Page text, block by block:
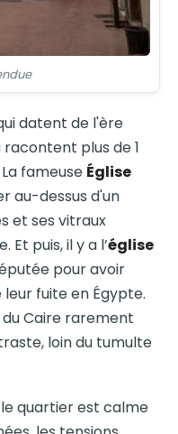
datent de l'ère
plus de 1
fameuse Église
au-dessus d'un
et ses vitraux
puis, il y a l’église
pour avoir
leur fuite en Égypte.
Caire rarement
loin du tumulte
quartier est calme